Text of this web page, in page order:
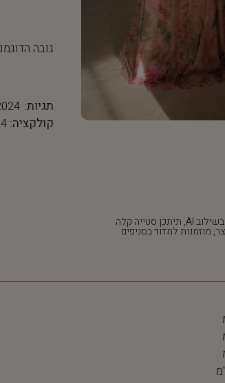
*חלק מהתמונות נוצרו בשילוב AI, תיתכן סטייה קלה
מוזמנות למדוד בסניפים
גובה הדוגמנית 1.80 לובשת
תגיות:
קולקציה: